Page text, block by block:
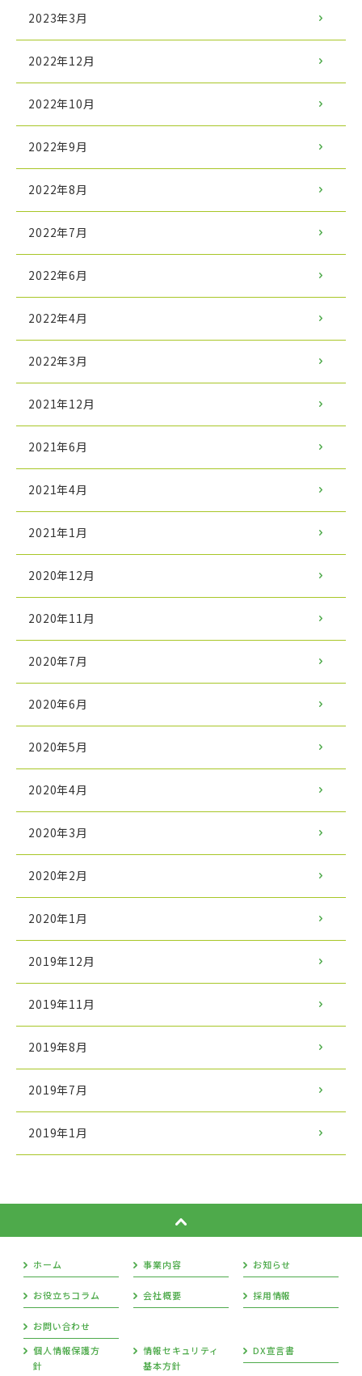
2023年3月
2022年12月
2022年10月
2022年9月
2022年8月
2022年7月
2022年6月
2022年4月
2022年3月
2021年12月
2021年6月
2021年4月
2021年1月
2020年12月
2020年11月
2020年7月
2020年6月
2020年5月
2020年4月
2020年3月
2020年2月
2020年1月
2019年12月
2019年11月
2019年8月
2019年7月
2019年1月
ホーム 事業内容 お知らせ
お役立ちコラム 会社概要 採用情報
お問い合わせ
個人情報保護方
針
情報セキュリティ
基本方針
DX宣言書